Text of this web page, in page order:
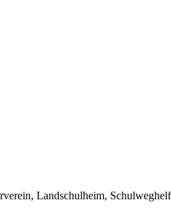
Landschulheim,